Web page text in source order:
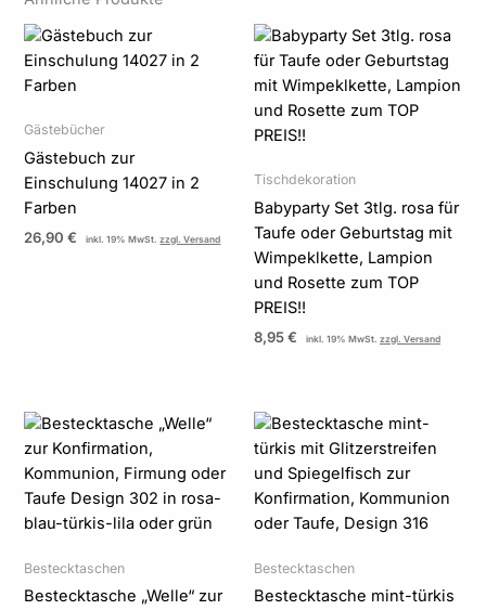
Gästebücher
Gästebuch zur
Einschulung 14027 in 2
Farben
26,90€ inkl. 19% MwSt.zzgl. Versand
Tischdekoration
Babyparty Set 3tlg. rosa für
Taufe oder Geburtstag mit
Wimpeklkette, Lampion
und Rosette zum TOP
PREIS!!
8,95€ inkl. 19% MwSt. zzgl. Versand
Bestecktaschen
Bestecktasche „Welle“ zur
Preisspanne:
1,89 €
bis
105,00 €
Bestecktaschen
Bestecktasche mint-türkis
Preisspanne:
1,89 €
bis
105,00 €